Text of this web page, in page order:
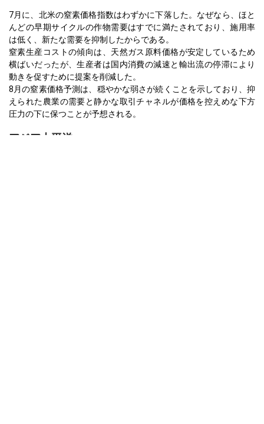
7月に、北米の窒素価格指数はわずかに下落した。なぜなら、ほと
んどの早期サイクルの作物需要はすでに満たされており、施用率
は低く、新たな需要を抑制したからである。
窒素生産コストの傾向は、天然ガス原料価格が安定しているため
横ばいだったが、生産者は国内消費の減速と輸出流の停滞により
動きを促すために提案を削減した。
8月の窒素価格予測は、穏やかな弱さが続くことを示しており、抑
えられた農業の需要と静かな取引チャネルが価格を控えめな下方
圧力の下に保つことが予想される。
アジア太平洋